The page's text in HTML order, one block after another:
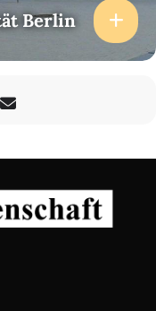
Berlin